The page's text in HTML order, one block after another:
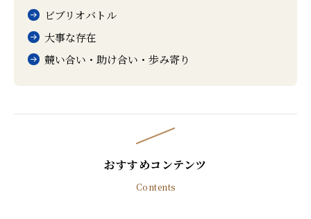
ビブリオバトル
大事な存在
競い合い・助け合い・歩み寄り
おすすめコンテンツ
Contents